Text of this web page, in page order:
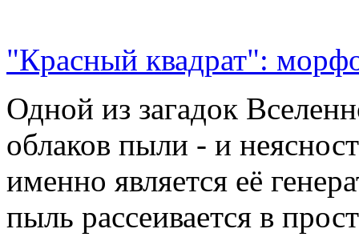
"Красный квадрат":
Одной из загадок
облаков пыли - и
именно является её
пыль рассеивается в